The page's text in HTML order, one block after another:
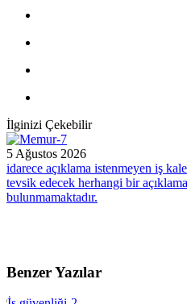
İlginizi Çekebilir
5 Ağustos 2026
idarece açıklama istenmeyen iş
tevsik edecek herhangi bir
bulunmamaktadır.
Benzer Yazılar